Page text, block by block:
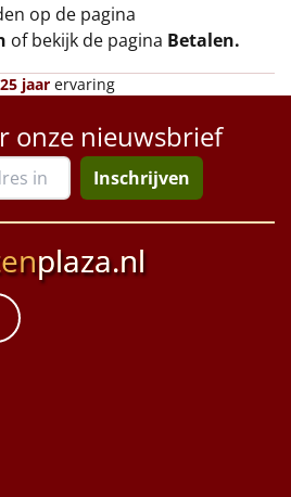
op de pagina
of bekijk de pagina Betalen.
25 jaar ervaring
onze nieuwsbrief
Inschrijven
plaza.nl